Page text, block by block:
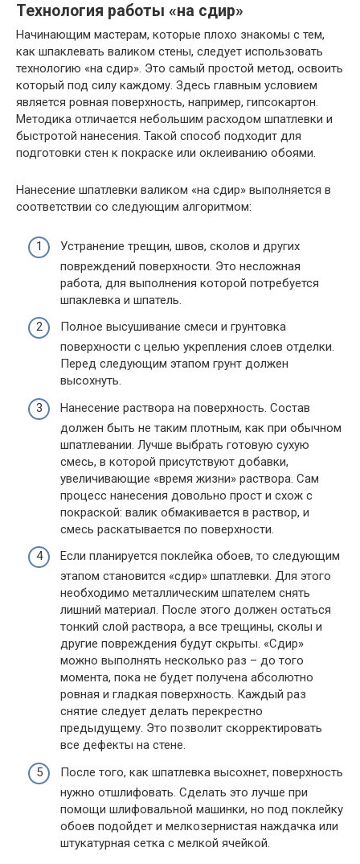
Технология работы «на сдир»
Начинающим мастерам, которые плохо знакомы с тем,
как шпаклевать валиком стены, следует использовать
технологию «на сдир». Это самый простой метод, освоить
который под силу каждому. Здесь главным условием
является ровная поверхность, например, гипсокартон.
Методика отличается небольшим расходом шпатлевки и
быстротой нанесения. Такой способ подходит для
подготовки стен к покраске или оклеиванию обоями.
Нанесение шпатлевки валиком «на сдир» выполняется в
соответствии со следующим алгоритмом:
Устранение трещин, швов, сколов и других
повреждений поверхности. Это несложная
работа, для выполнения которой потребуется
шпаклевка и шпатель.
Полное высушивание смеси и грунтовка
поверхности с целью укрепления слоев отделки.
Перед следующим этапом грунт должен
высохнуть.
Нанесение раствора на поверхность. Состав
должен быть не таким плотным, как при обычном
шпатлевании. Лучше выбрать готовую сухую
смесь, в которой присутствуют добавки,
увеличивающие «время жизни» раствора. Сам
процесс нанесения довольно прост и схож с
покраской: валик обмакивается в раствор, и
смесь раскатывается по поверхности.
Если планируется поклейка обоев, то следующим
этапом становится «сдир» шпатлевки. Для этого
необходимо металлическим шпателем снять
лишний материал. После этого должен остаться
тонкий слой раствора, а все трещины, сколы и
другие повреждения будут скрыты. «Сдир»
можно выполнять несколько раз – до того
момента, пока не будет получена абсолютно
ровная и гладкая поверхность. Каждый раз
снятие следует делать перекрестно
предыдущему. Это позволит скорректировать
все дефекты на стене.
После того, как шпатлевка высохнет, поверхность
нужно отшлифовать. Сделать это лучше при
помощи шлифовальной машинки, но под поклейку
обоев подойдет и мелкозернистая наждачка или
штукатурная сетка с мелкой ячейкой.